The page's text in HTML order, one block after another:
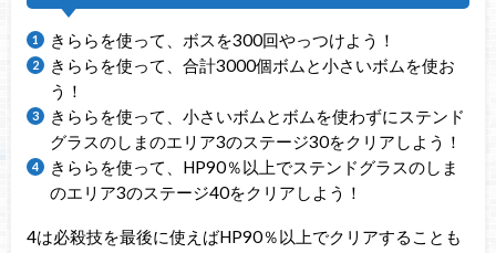
きららを使って、ボスを300回やっつけよう！
きららを使って、合計3000個ボムと小さいボムを使お
う！
きららを使って、小さいボムとボムを使わずにステンド
グラスのしまのエリア3のステージ30をクリアしよう！
きららを使って、HP90％以上でステンドグラスのしま
のエリア3のステージ40をクリアしよう！
4は必殺技を最後に使えばHP90％以上でクリアすることも